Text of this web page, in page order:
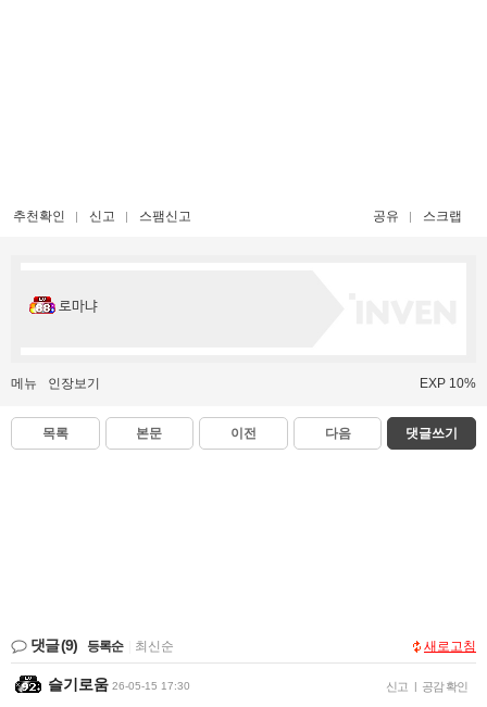
추천확인 신고 스팸신고 공유 스크랩
로마냐
메뉴 인장보기 EXP 10%
목록 본문 이전 다음 댓글쓰기
댓글(9) 등록순 최신순 새로고침
슬기로움 26-05-15 17:30 신고 | 공감 확인